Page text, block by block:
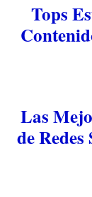
Tops
Las
de